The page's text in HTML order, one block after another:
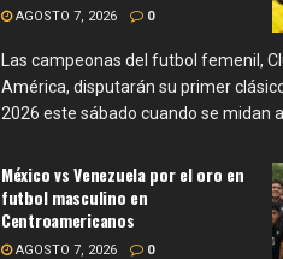
AGOSTO 7, 2026 0
Las campeonas del futbol femenil,
América, disputarán su primer
2026 este sábado cuando se midan a
México vs Venezuela por el oro en
futbol masculino en
Centroamericanos
AGOSTO 7, 2026 0